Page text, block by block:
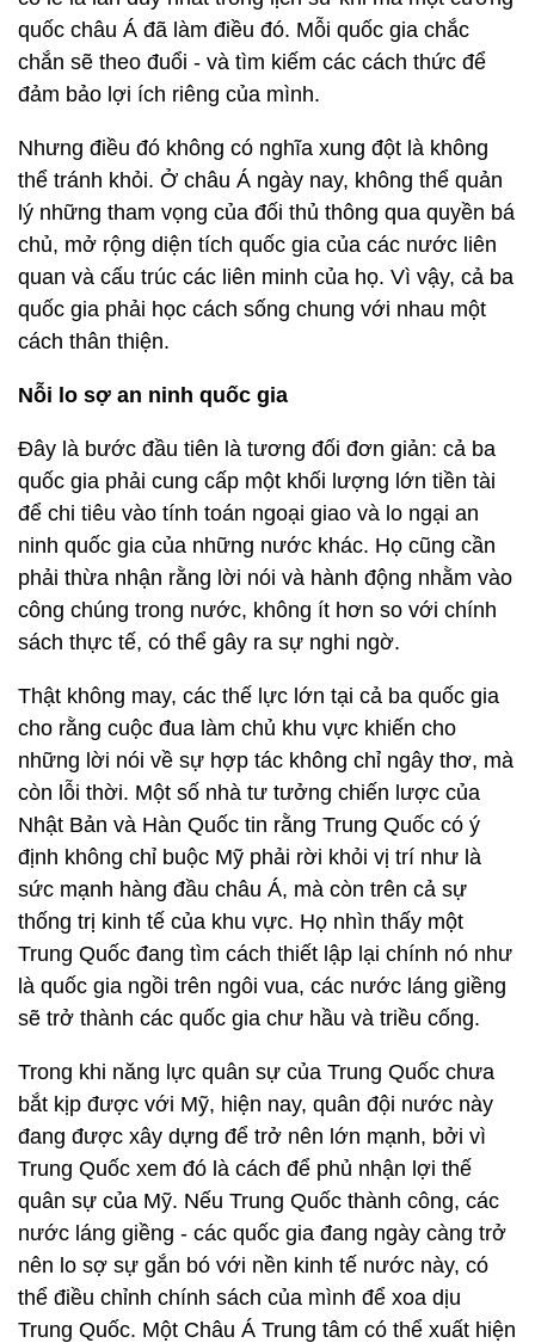
quốc châu Á đã làm điều đó. Mỗi quốc gia chắc
chắn sẽ theo đuổi - và tìm kiếm các cách thức để
đảm bảo lợi ích riêng của mình.
Nhưng điều đó không có nghĩa xung đột là không
thể tránh khỏi. Ở châu Á ngày nay, không thể quản
lý những tham vọng của đối thủ thông qua quyền bá
chủ, mở rộng diện tích quốc gia của các nước liên
quan và cấu trúc các liên minh của họ. Vì vậy, cả ba
quốc gia phải học cách sống chung với nhau một
cách thân thiện.
Nỗi lo sợ an ninh quốc gia
Đây là bước đầu tiên là tương đối đơn giản: cả ba
quốc gia phải cung cấp một khối lượng lớn tiền tài
để chi tiêu vào tính toán ngoại giao và lo ngại an
ninh quốc gia của những nước khác. Họ cũng cần
phải thừa nhận rằng lời nói và hành động nhằm vào
công chúng trong nước, không ít hơn so với chính
sách thực tế, có thể gây ra sự nghi ngờ.
Thật không may, các thế lực lớn tại cả ba quốc gia
cho rằng cuộc đua làm chủ khu vực khiến cho
những lời nói về sự hợp tác không chỉ ngây thơ, mà
còn lỗi thời. Một số nhà tư tưởng chiến lược của
Nhật Bản và Hàn Quốc tin rằng Trung Quốc có ý
định không chỉ buộc Mỹ phải rời khỏi vị trí như là
sức mạnh hàng đầu châu Á, mà còn trên cả sự
thống trị kinh tế của khu vực. Họ nhìn thấy một
Trung Quốc đang tìm cách thiết lập lại chính nó như
là quốc gia ngồi trên ngôi vua, các nước láng giềng
sẽ trở thành các quốc gia chư hầu và triều cống.
Trong khi năng lực quân sự của Trung Quốc chưa
bắt kịp được với Mỹ, hiện nay, quân đội nước này
đang được xây dựng để trở nên lớn mạnh, bởi vì
Trung Quốc xem đó là cách để phủ nhận lợi thế
quân sự của Mỹ. Nếu Trung Quốc thành công, các
nước láng giềng - các quốc gia đang ngày càng trở
nên lo sợ sự gắn bó với nền kinh tế nước này, có
thể điều chỉnh chính sách của mình để xoa dịu
Trung Quốc. Một Châu Á Trung tâm có thể xuất hiện